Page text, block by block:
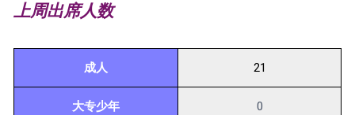
上周出席人数
成人 21
大专少年 0